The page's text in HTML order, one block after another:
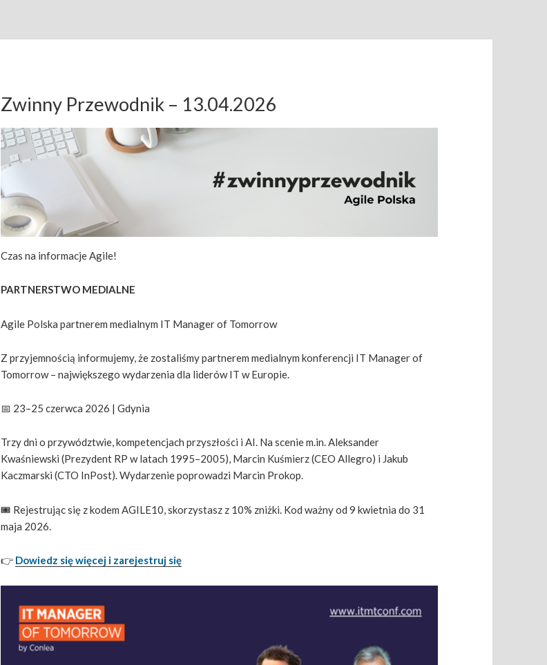
Zwinny Przewodnik – 13.04.2026
Czas na informacje Agile!
PARTNERSTWO MEDIALNE
Agile Polska partnerem medialnym IT Manager of Tomorrow
Z przyjemnością informujemy, że zostaliśmy partnerem medialnym konferencji IT Manager of
Tomorrow – największego wydarzenia dla liderów IT w Europie.
📅 23–25 czerwca 2026 | Gdynia
Trzy dni o przywództwie, kompetencjach przyszłości i AI. Na scenie m.in. Aleksander
Kwaśniewski (Prezydent RP w latach 1995–2005), Marcin Kuśmierz (CEO Allegro) i Jakub
Kaczmarski (CTO InPost). Wydarzenie poprowadzi Marcin Prokop.
🎟️ Rejestrując się z kodem AGILE10, skorzystasz z 10% zniżki. Kod ważny od 9 kwietnia do 31
maja 2026.
👉 Dowiedz się więcej i zarejestruj się